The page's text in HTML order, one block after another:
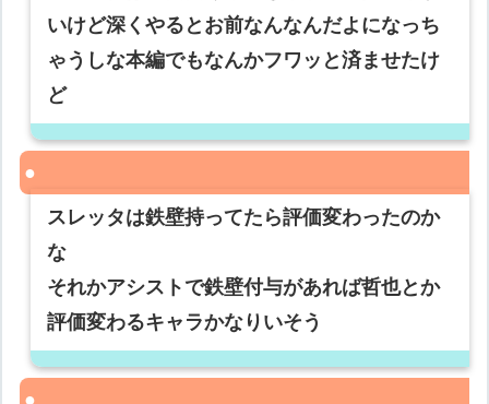
いけど深くやるとお前なんなんだよになっち
ゃうしな本編でもなんかフワッと済ませたけ
ど
スレッタは鉄壁持ってたら評価変わったのか
な
それかアシストで鉄壁付与があれば哲也とか
評価変わるキャラかなりいそう